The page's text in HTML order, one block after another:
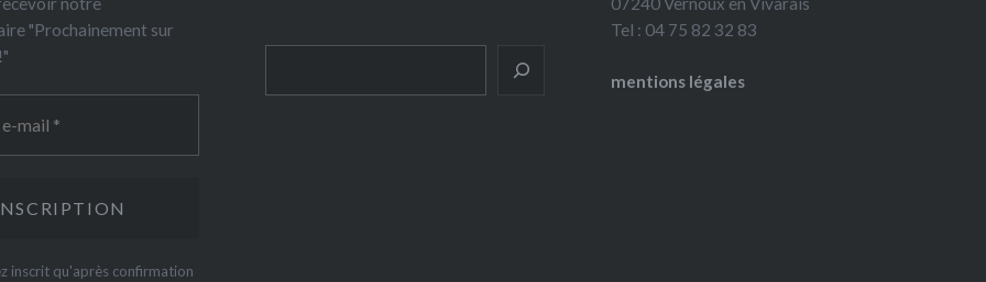
"Prochainement sur
inscrit qu'après confirmation
Tel : 04 75 82 32 83
mentions légales